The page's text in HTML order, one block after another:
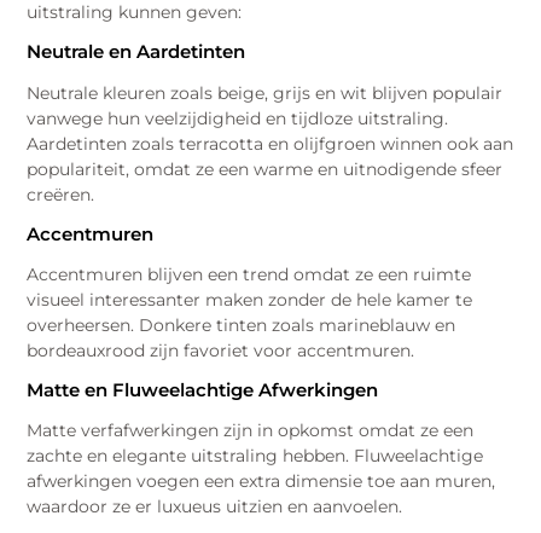
uitstraling kunnen geven:
Neutrale en Aardetinten
Neutrale kleuren zoals beige, grijs en wit blijven populair
vanwege hun veelzijdigheid en tijdloze uitstraling.
Aardetinten zoals terracotta en olijfgroen winnen ook aan
populariteit, omdat ze een warme en uitnodigende sfeer
creëren.
Accentmuren
Accentmuren blijven een trend omdat ze een ruimte
visueel interessanter maken zonder de hele kamer te
overheersen. Donkere tinten zoals marineblauw en
bordeauxrood zijn favoriet voor accentmuren.
Matte en Fluweelachtige Afwerkingen
Matte verfafwerkingen zijn in opkomst omdat ze een
zachte en elegante uitstraling hebben. Fluweelachtige
afwerkingen voegen een extra dimensie toe aan muren,
waardoor ze er luxueus uitzien en aanvoelen.